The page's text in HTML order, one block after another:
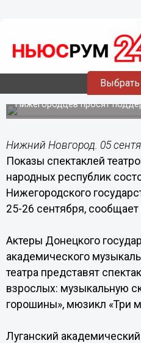
05.09.201513:12
Гастроли театров
пройдут в Нижнем
Нижегородцев просят
Нижний Новгород. 05
Показы спектаклей
народных республик
Нижегородского
25-26 сентября,
Актеры Донецкого
академического
театра представят
взрослых: музыкальную
горошины», мюзикл «Три
Луганский